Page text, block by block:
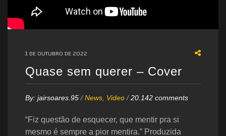
1 DE OUTUBRO DE 2022
Quase sem querer – Cover
By: jairsoares.95 /News Video /20.142 comments
“Fiz questão de esquecer, que mentir pra si
mesmo é sempre a pior mentira.” Produzida